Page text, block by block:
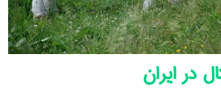
در ایران